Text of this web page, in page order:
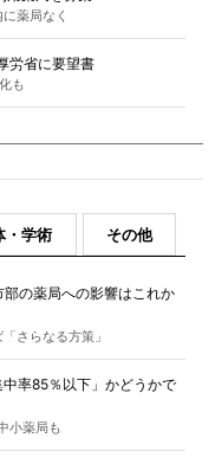
薬局なく
労省に要望書
も
・学術 その他
部の薬局への影響はこれか
さらなる方策」
中率85％以下」かどうかで
小薬局も